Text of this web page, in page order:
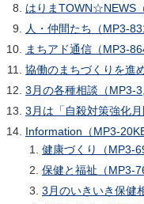
はりまTOWN☆NEWS
人・仲間たち（MP3-
まちアド通信（MP3-
協働のまちづくりを進
3月の各種相談（MP3-
3月は「自殺対策強化
Information（MP3-20KB
健康づくり（MP3-
保健と福祉（MP3-
3月のいきいき保健